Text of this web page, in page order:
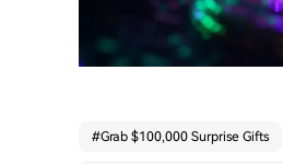
#Grab $100,000 Surprise Gifts